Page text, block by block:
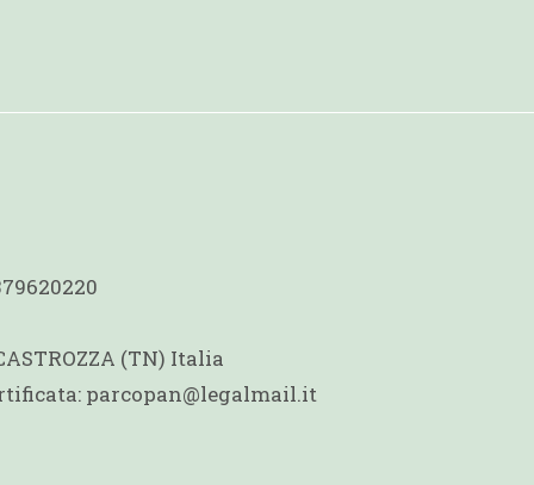
(TN) Italia
parcopan@legalmail.it